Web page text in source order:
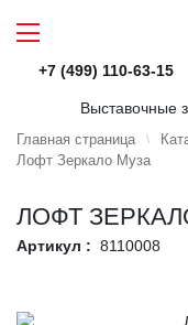
+7 (499) 110-63-15
Выставочные
Главная страница
Лофт Зеркало Муза
ЛОФТ
Артикул : 8110008